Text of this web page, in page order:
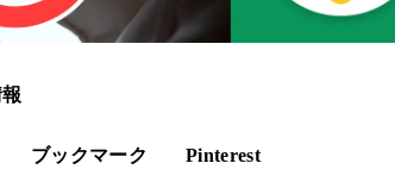
ブックマーク Pinterest